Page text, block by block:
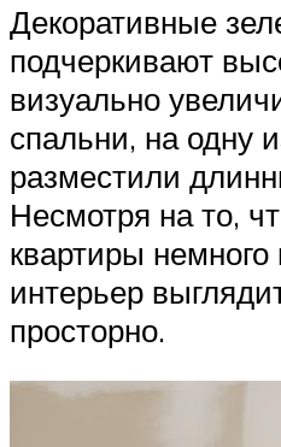
Декоративные
подчеркивают
визуально
спальни, на одну
разместили
Несмотря на то,
квартиры
интерьер
просторно.